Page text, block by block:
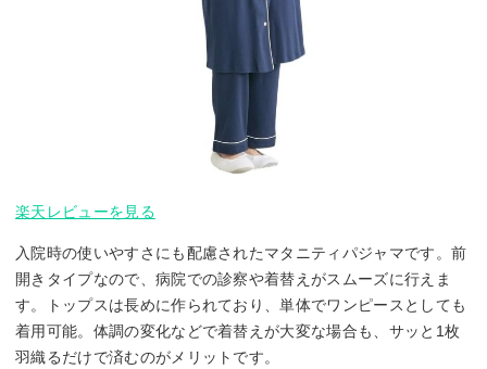
楽天レビューを見る
入院時の使いやすさにも配慮されたマタニティパジャマです。前
開きタイプなので、病院での診察や着替えがスムーズに行えま
す。トップスは長めに作られており、単体でワンピースとしても
着用可能。体調の変化などで着替えが大変な場合も、サッと1枚
羽織るだけで済むのがメリットです。